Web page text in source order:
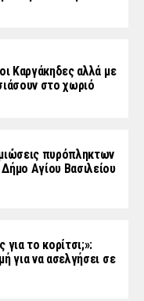
Καργάκηδες αλλά με
στο χωριό
πυρόπληκτων
Αγίου Βασιλείου
για το κορίτσι;»:
για να ασελγήσει σε